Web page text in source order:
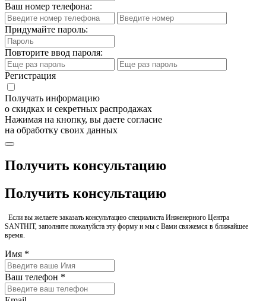
Ваш номер телефона:
Придумайте пароль:
Повторите ввод пароля:
Регистрация
Получать информацию
о скидках и секретных распродажах
Нажимая на кнопку, вы даете согласие
на обработку своих данных
Получить консультацию
Получить консультацию
Если вы желаете заказать консультацию специалиста Инженерного Центра
SANTHIT, заполните пожалуйста эту форму и мы с Вами свяжемся в ближайшее
время.
Имя *
Ваш телефон *